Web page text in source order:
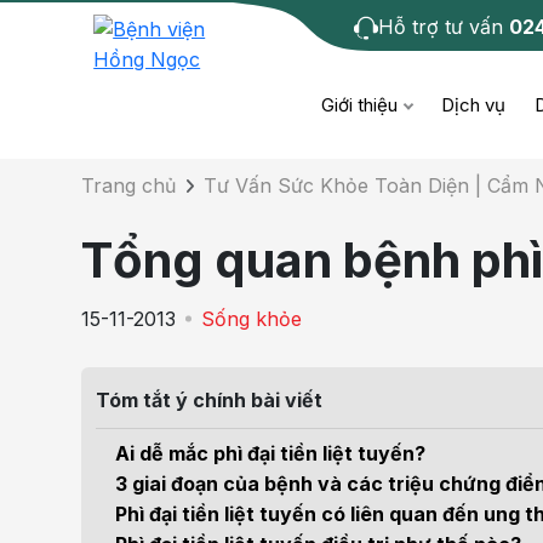
Hỗ trợ tư vấn
Giới thiệu Dịch vụ
Cơ xương khớp
Tiêm chủng
Tầm soát ung thư
Điện quang can thiệp
Tai
Chi tiết bài tư
Trang chủ Tư Vấn Sức Khỏe Toàn Diện | Cẩm
Tổng quan bệnh
15-11-2013 Sống khỏe
Tóm tắt ý chính bài viết
Ai dễ mắc phì đại tiền liệt tuyến?
3 giai đoạn của bệnh và các triệu chứng
Phì đại tiền liệt tuyến có liên quan đến ung